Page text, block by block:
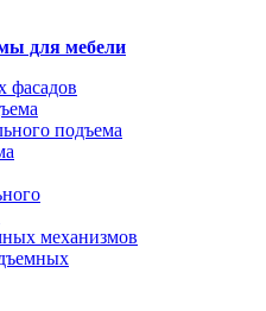
для мебели
фасадов
подъема
механизмов